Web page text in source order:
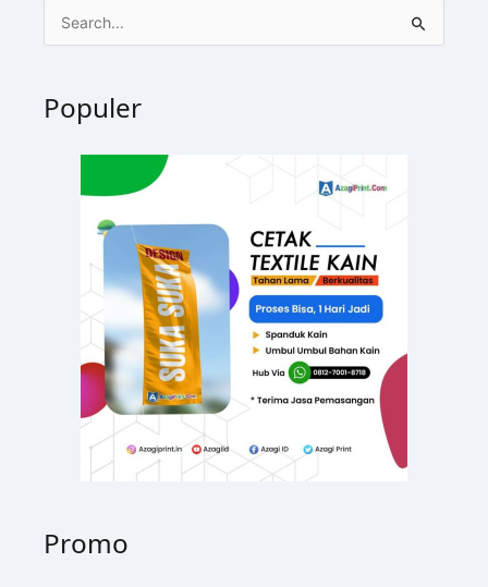
iPopuler
Promo